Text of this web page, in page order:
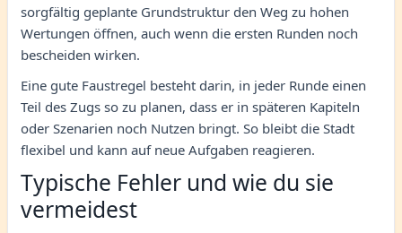
sorgfältig geplante Grundstruktur den Weg zu hohen
Wertungen öffnen, auch wenn die ersten Runden noch
bescheiden wirken.
Eine gute Faustregel besteht darin, in jeder Runde einen
Teil des Zugs so zu planen, dass er in späteren Kapiteln
oder Szenarien noch Nutzen bringt. So bleibt die Stadt
flexibel und kann auf neue Aufgaben reagieren.
Typische Fehler und wie du sie
vermeidest